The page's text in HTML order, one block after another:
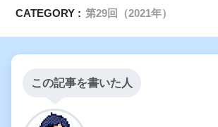
CATEGORY : 第29回（2021年）
この記事を書いた人